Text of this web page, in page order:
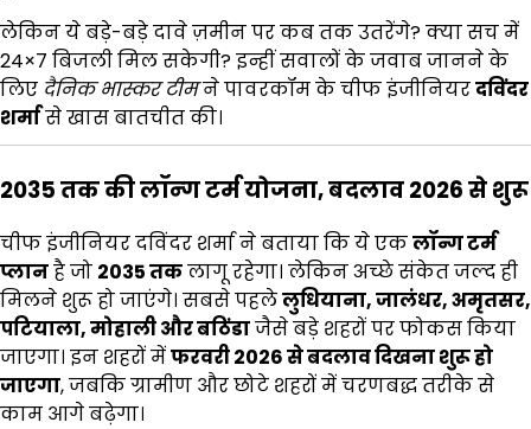
लेकिन ये बड़े-बड़े दावे ज़मीन पर कब तक उतरेंगे? क्या सच में
24×7 बिजली मिल सकेगी? इन्हीं सवालों के जवाब जानने के
लिए दैनिक भास्कर टीमने पावरकॉम के चीफ इंजीनियरदविंदर
शर्मासे खास बातचीत की।
2035 तक की लॉन्ग टर्म योजना, बदलाव 2026 से शुरू
चीफ इंजीनियर दविंदर शर्मा ने बताया कि ये एकलॉन्ग टर्म
प्लानहै जो 2035 तकलागू रहेगा। लेकिन अच्छे संकेत जल्द ही
मिलने शुरू हो जाएंगे। सबसे पहलेलुधियाना, जालंधर, अमृतसर,
पटियाला, मोहाली और बठिंडाजैसे बड़े शहरों पर फोकस किया
जाएगा। इन शहरों मेंफरवरी 2026 से बदलाव दिखना शुरू हो
जाएगा, जबकि ग्रामीण और छोटे शहरों में चरणबद्ध तरीके से
काम आगे बढ़ेगा।